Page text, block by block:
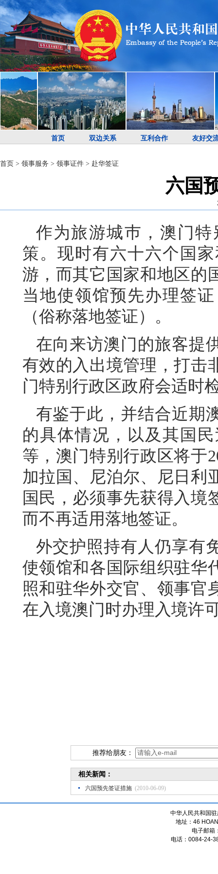
首页 双边关系 互利合作 友好交
首页 > 领事服务 > 领事证件 > 赴华签证
六国
作为旅游城巿，澳门
策。现时有六十六个国
游，而其它国家和地区的
当地使领馆预先办理签
（俗称落地签证）。
在向来访澳门的旅客提
有效的入出境管理，打击
门特别行政区政府会适时
有鉴于此，并结合近期
的具体情况，以及其国
等，澳门特别行政区将于
加拉国、尼泊尔、尼日利
国民，必须事先获得入境
而不再适用落地签证。
外交护照持有人仍享有
使领馆和各国际组织驻华
照和驻华外交官、领事官
在入境澳门时办理入境许
推荐给朋友：
相关新闻：
六国预先签证措施 (2010-06-09)
中华人民共和国
地址：46
电子邮箱
电话：0084-24-